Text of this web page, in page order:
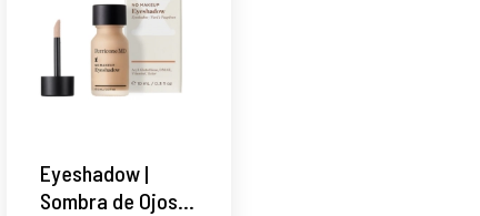
Eyeshadow |
Sombra de Ojos -